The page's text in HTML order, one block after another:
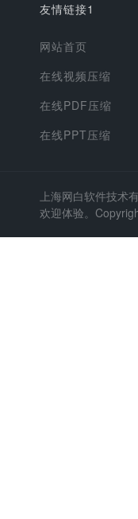
友情链接1
网站首页
在线视频压缩
在线PDF压缩
在线PPT压缩
上海网白软件技术
欢迎体验。